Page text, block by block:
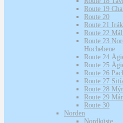
Route 19
Route 20
Route 21
Route 22
Route 23
Hochebene
Route 24
Route 25
Route 26
Route 27
Route 28
Route 29
Route 30
Norden
Nordküste